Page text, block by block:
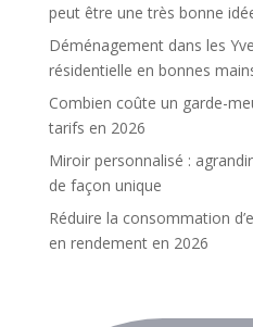
peut être une très bonne
Déménagement dans les
résidentielle en bonnes
Combien coûte un garde-
tarifs en 2026
Miroir personnalisé :
de façon unique
Réduire la consommation
en rendement en 2026